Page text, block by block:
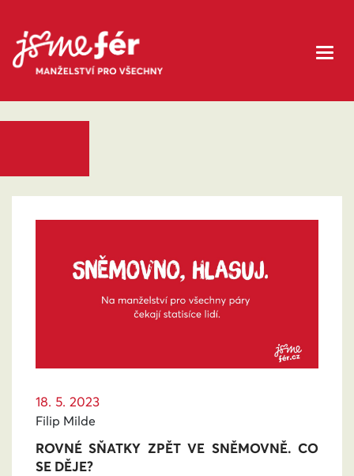
18. 5. 2023
Filip Milde
ROVNÉ SŇATKY ZPĚT VE SNĚMOVNĚ. CO
SE DĚJE?